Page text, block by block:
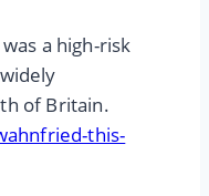
a high-risk
of Britain.
this-